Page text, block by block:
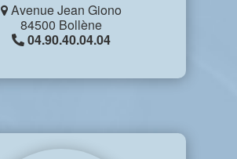
Avenue Jean Giono
84500 Bollène
04.90.40.04.04